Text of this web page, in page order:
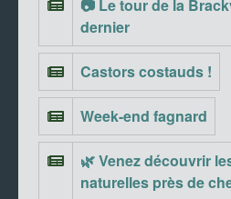
📷 Le tour de la
dernier
Castors costauds !
Week-end fagnard
🌿 Venez découvrir
naturelles près de